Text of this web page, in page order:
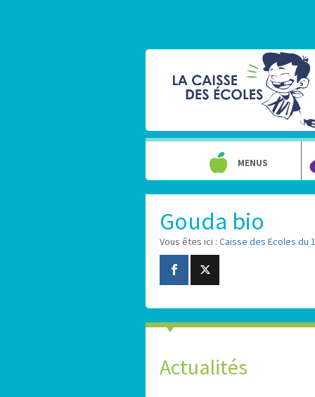
MENUS
Gouda bio
Vous êtes ici : Caisse des Ecoles du
Actualités